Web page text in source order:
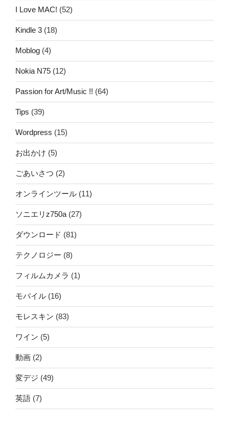
I Love MAC! (52)
Kindle 3 (18)
Moblog (4)
Nokia N75 (12)
Passion for Art/Music !! (64)
Tips (39)
Wordpress (15)
お出かけ (5)
ごあいさつ (2)
オンラインツール (11)
ソニエリz750a (27)
ダウンロード (81)
テクノロジー (8)
フィルムカメラ (1)
モバイル (16)
モレスキン (83)
ワイン (5)
動画 (2)
変デジ (49)
英語 (7)